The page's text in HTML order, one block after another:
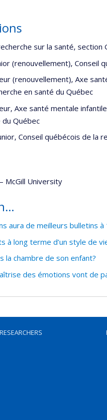
sur la santé, section
(renouvellement), Conseil
(renouvellement), Axe
en santé du Québec
Axe santé mentale
du Québec
Conseil québécois de la
McGill University
aura de meilleurs bulletins à
à long terme d’un style de
la chambre de son enfant?
des émotions vont de